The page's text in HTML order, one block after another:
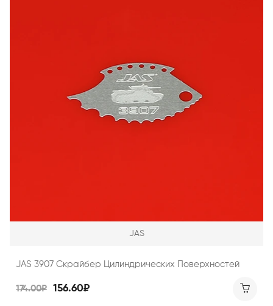
JAS
JAS 3907 Скрайбер Цилиндрических Поверхностей
174.00₽ 156.60₽